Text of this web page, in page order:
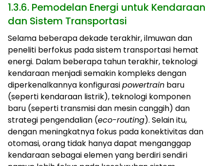
1.3.6. Pemodelan Energi untuk Kendaraan
dan Sistem Transportasi
Selama beberapa dekade terakhir, ilmuwan dan
peneliti berfokus pada sistem transportasi hemat
energi. Dalam beberapa tahun terakhir, teknologi
kendaraan menjadi semakin kompleks dengan
diperkenalkannya konfigurasipowertrain baru
(seperti kendaraan listrik), teknologi komponen
baru (seperti transmisi dan mesin canggih) dan
strategi pengendalian (eco-routing). Selain itu,
dengan meningkatnya fokus pada konektivitas dan
otomasi, orang tidak hanya dapat menganggap
kendaraan sebagai elemen yang berdiri sendiri